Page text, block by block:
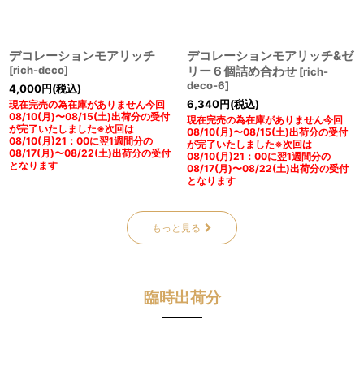
デコレーションモアリッチ
[rich-deco]
4,000円(税込)
現在完売の為在庫がありません今回
08/10(月)〜08/15(土)出荷分の受付
が完了いたしました※次回は
08/10(月)21：00に翌1週間分の
08/17(月)〜08/22(土)出荷分の受付
となります
デコレーションモアリッチ&ゼ
リー６個詰め合わせ [rich-
deco-6]
6,340円(税込)
現在完売の為在庫がありません今回
08/10(月)〜08/15(土)出荷分の受付
が完了いたしました※次回は
08/10(月)21：00に翌1週間分の
08/17(月)〜08/22(土)出荷分の受付
となります
もっと見る
臨時出荷分